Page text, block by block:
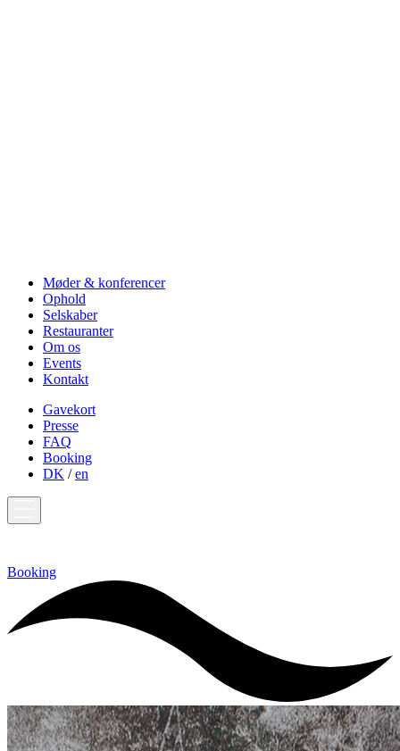
Møder & konferencer
Ophold
Selskaber
Restauranter
Om os
Events
Kontakt
Gavekort
Presse
FAQ
Booking
DK / en
Booking